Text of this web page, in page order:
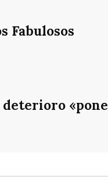
Fabulosos
«pone